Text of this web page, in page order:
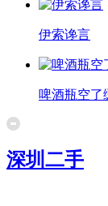
伊索谗言
啤酒瓶空了
深圳二手